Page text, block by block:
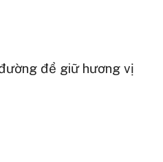
để giữ hương vị